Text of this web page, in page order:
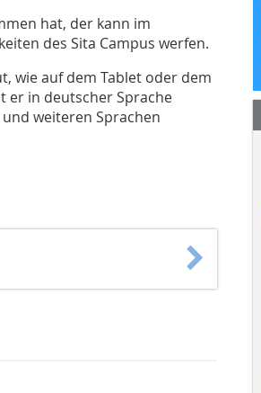
hat, der kann im
des Sita Campus werfen.
wie auf dem Tablet oder dem
er in deutscher Sprache
weiteren Sprachen